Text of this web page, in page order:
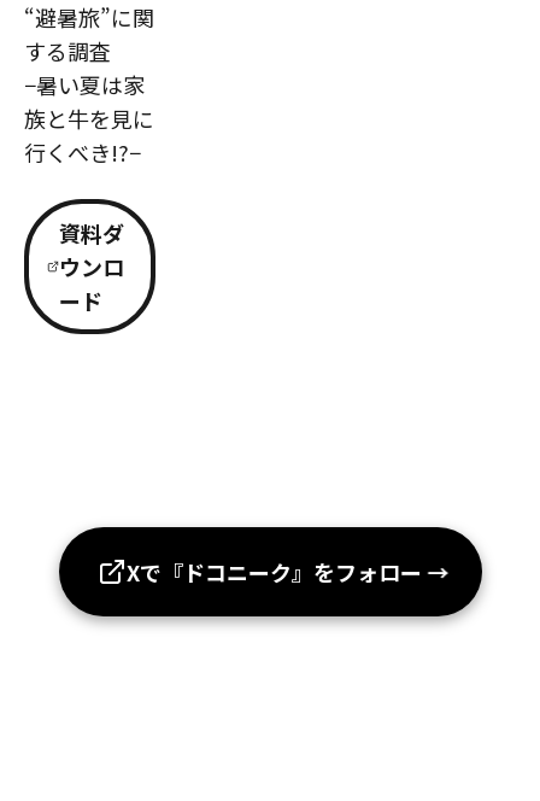
“避暑旅”に関
する調査
−暑い夏は家
族と牛を見に
行くべき!?−
資料ダ
ウンロ
ード
Xで『ドコニーク』をフォロー →